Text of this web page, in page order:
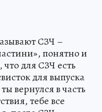
СЗЧ –
понятно и
для СЗЧ есть
для выпуска
вернулся в часть
тебе все